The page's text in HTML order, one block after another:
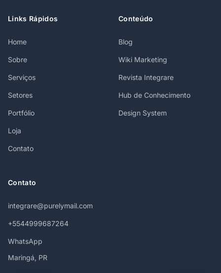
Links Rápidos
Home
Sobre
Serviços
Setores
Portfólio
Loja
Contato
Conteúdo
Blog
Wiki Marketing
Revista Integrare
Hub de Conhecimento
Design System
Contato
integrare@purelymail.com
+5544999687264
WhatsApp
Maringá, PR